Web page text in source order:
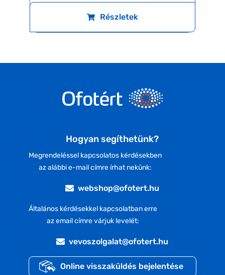
Részletek
Hogyan segíthetünk?
Megrendeléssel kapcsolatos kérdésekben
az alábbi e-mail címre írhat nekünk:
webshop@ofotert.hu
Általános kérdésekkel kapcsolatban erre
az email címre várjuk levelét:
vevoszolgalat@ofotert.hu
Online visszaküldés bejelentése